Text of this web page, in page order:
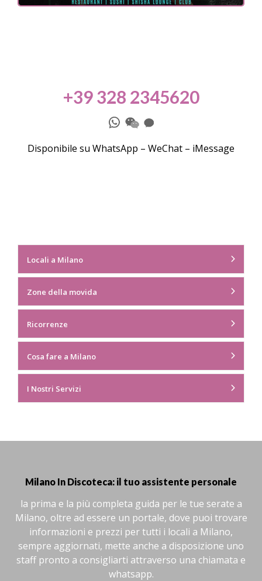
+39 328 2345620
Disponibile su WhatsApp – WeChat – iMessage
Locali a Milano
Zone della movida
Ricorrenze
Cosa fare a Milano
I Nostri Servizi
Milano In Discoteca: il tuo assistente personale
la prima e la più completa guida per le tue serate a
Milano, oltre ad essere un portale, dove puoi trovare
informazioni e prezzi per tutti i locali a Milano,
sempre aggiornati, mette anche a disposizione uno
staff pronto a consigliarti attraverso una chiamata e
whatsapp.